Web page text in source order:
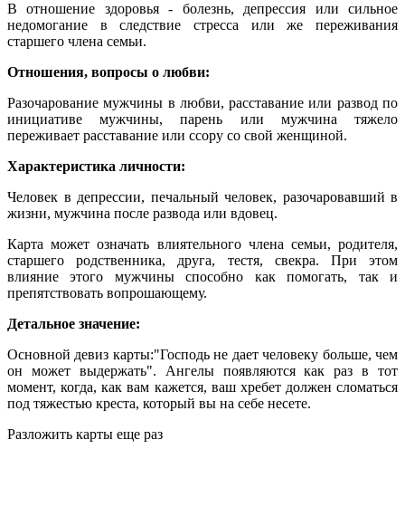
В отношение здоровья - болезнь, депрессия или сильное
недомогание в следствие стресса или же переживания
старшего члена семьи.
Отношения, вопросы о любви:
Разочарование мужчины в любви, расставание или развод по
инициативе мужчины, парень или мужчина тяжело
переживает расставание или ссору со свой женщиной.
Характеристика личности:
Человек в депрессии, печальный человек, разочаровавший в
жизни, мужчина после развода или вдовец.
Карта может означать влиятельного члена семьи, родителя,
старшего родственника, друга, тестя, свекра. При этом
влияние этого мужчины способно как помогать, так и
препятствовать вопрошающему.
Детальное значение:
Основной девиз карты:"Господь не дает человеку больше, чем
он может выдержать". Ангелы появляются как раз в тот
момент, когда, как вам кажется, ваш хребет должен сломаться
под тяжестью креста, который вы на себе несете.
Разложить карты еще раз